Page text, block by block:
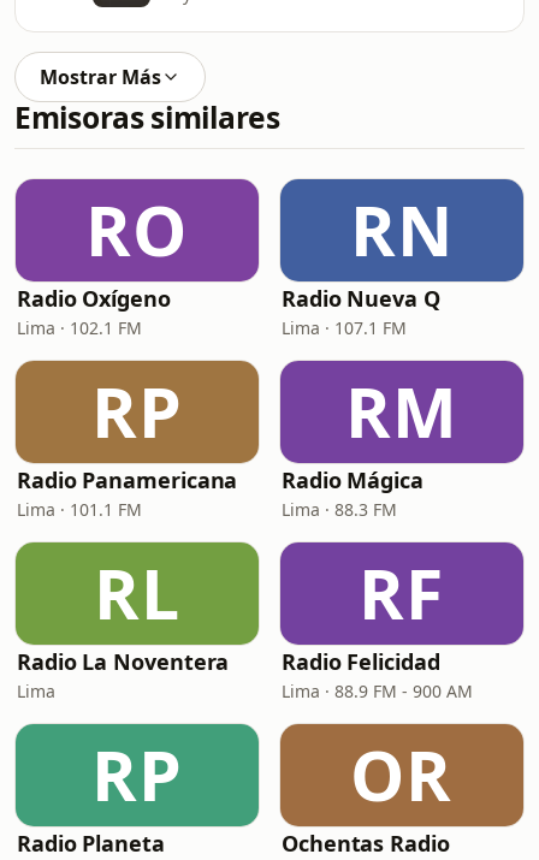
Mostrar Más
Emisoras similares
RO
Radio Oxígeno
Lima · 102.1 FM
RN
Radio Nueva Q
Lima · 107.1 FM
RP
Radio Panamericana
Lima · 101.1 FM
RM
Radio Mágica
Lima · 88.3 FM
RL
Radio La Noventera
Lima
RF
Radio Felicidad
Lima · 88.9 FM - 900 AM
RP
Radio Planeta
OR
Ochentas Radio